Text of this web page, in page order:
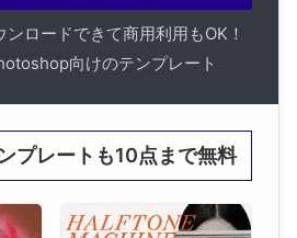
ロードできて商用利用もOK！
向けのテンプレート
プレートも10点まで無料